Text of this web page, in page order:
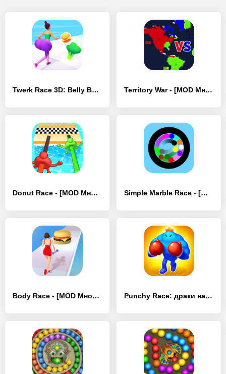
Twerk Race 3D: Belly Body Run - [MOD Много монет] Territory War - [MOD Много денег]
Donut Race - [MOD Много денег] Simple Marble Race - [MOD Много денег]
Body Race - [MOD Много монет] Punchy Race: драки на арене - [MOD Много денег]